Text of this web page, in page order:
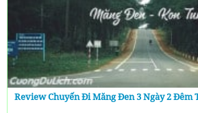
Review Chuyến Đi Măng Đen 3 Ngày 2 Đêm